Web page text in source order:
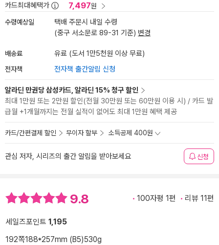
카드최대혜택가 7,497원
수령예상일
택배 주문시 내일 수령
(중구 서소문로 89-31 기준) 변경
배송료 유료 (도서 1만5천원 이상 무료)
전자책 전자책 출간알림 신청
알라딘 만권당 삼성카드, 알라딘 15% 청구 할인
최대 1만원 또는 2만원 할인(전월 30만원 또는 60만원 이용 시) / 카드 발
급월 +1개월까지는 전월 실적이 없어도 최대 1만원 혜택 제공
카드/간편결제 할인 무이자 할부 소득공제 400원
관심 저자, 시리즈의 출간 알림을 받아보세요 신청
9.8 100자평 1편 리뷰 11편
세일즈포인트 1,195
192쪽188*257mm (B5)530g